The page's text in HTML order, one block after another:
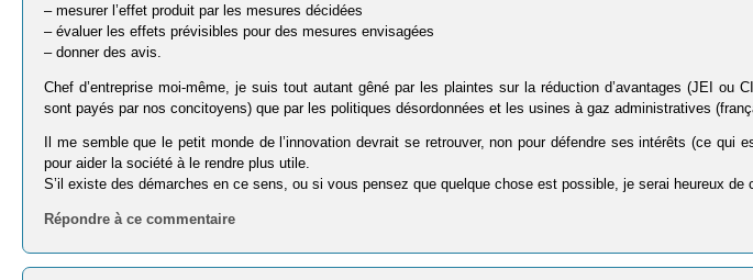
– mesurer l’effet produit par les mesures décidées
– évaluer les effets prévisibles pour des mesures envisagées
– donner des avis.
Chef d’entreprise moi-même, je suis tout autant gêné par les plaintes sur la réduction d’avantages (JEI ou
sont payés par nos concitoyens) que par les politiques désordonnées et les usines à gaz administratives
Il me semble que le petit monde de l’innovation devrait se retrouver, non pour défendre ses intérêts (ce qui
pour aider la société à le rendre plus utile.
S’il existe des démarches en ce sens, ou si vous pensez que quelque chose est possible, je serai heureux de
Répondre à ce commentaire